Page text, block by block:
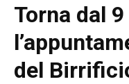
Torna dal
del